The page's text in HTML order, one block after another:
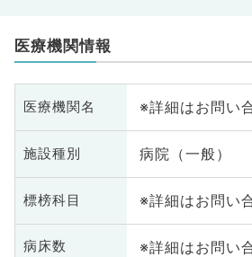
医療機関情報
医療機関名 ※詳細はお問い
施設種別 病院（一般）
標榜科目 ※詳細はお問い
病床数 ※詳細はお問い